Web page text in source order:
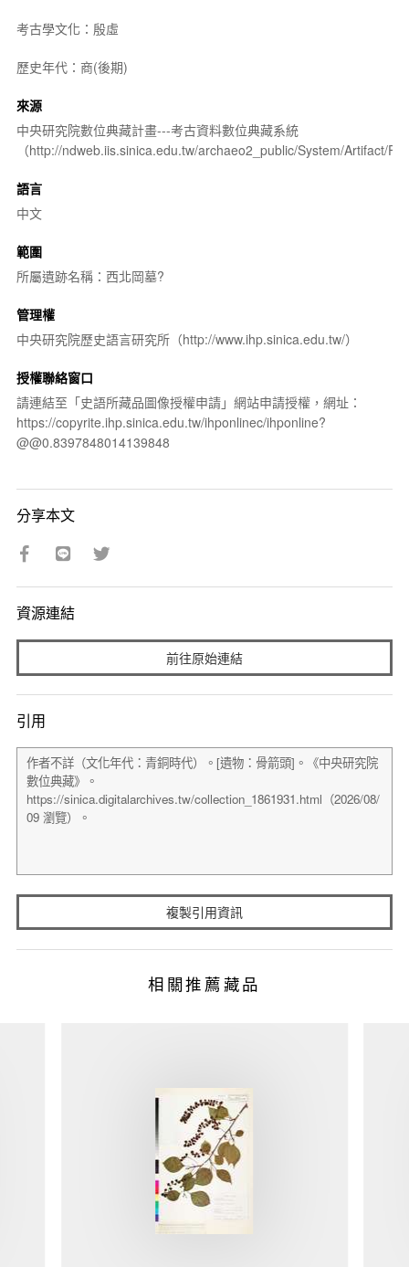
考古學文化：殷虛
歷史年代：商(後期)
來源
中央研究院數位典藏計畫---考古資料數位典藏系統
（http://ndweb.iis.sinica.edu.tw/archaeo2_public/System/Artifact/
語言
中文
範圍
所屬遺跡名稱：西北岡墓?
管理權
中央研究院歷史語言研究所（http://www.ihp.sinica.edu.tw/）
授權聯絡窗口
請連結至「史語所藏品圖像授權申請」網站申請授權，網址：
https://copyrite.ihp.sinica.edu.tw/ihponlinec/ihponline?
@@0.8397848014139848
分享本文
資源連結
前往原始連結
引用
複製引用資訊
相關推薦藏品